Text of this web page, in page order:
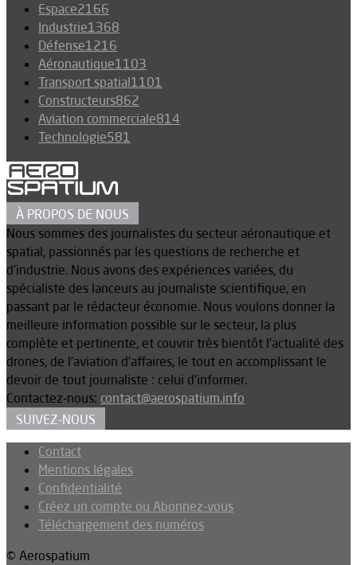
Espace2166
Industrie1368
Défense1216
Aéronautique1103
Transport spatial1101
Constructeurs862
Aviation commerciale814
Technologie581
À PROPOS DE NOUS
Nous sommes des journalistes du secteur aéronautique et
spatial, passionnés par les questions de recherche et
d’industrie. Nous avons des expériences variées, du
spécialiste des lanceurs au journaliste scientifique, en
passant par le rédacteur économie. Nous voulons donner la
meilleure information possible sur le secteur, la plus
complète et pertinente, et couvrir très bientôt l’actualité des
drones, de l’aviation d’affaires, le tout en accomplissant le
devoir de tout journaliste : celui d’informer.
Contactez-nous: contact@aerospatium.info
SUIVEZ-NOUS
Contact
Mentions légales
Confidentialité
Créez un compte ou Abonnez-vous
Téléchargement des numéros
© Aerospatium